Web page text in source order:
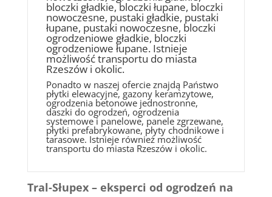
bloczki gładkie, bloczki łupane, bloczki
nowoczesne, pustaki gładkie, pustaki
łupane, pustaki nowoczesne, bloczki
ogrodzeniowe gładkie, bloczki
ogrodzeniowe łupane. Istnieje
możliwość transportu do miasta
Rzeszów i okolic.
Ponadto w naszej ofercie znajdą Państwo
płytki elewacyjne, gazony keramzytowe,
ogrodzenia betonowe jednostronne,
daszki do ogrodzeń, ogrodzenia
systemowe i panelowe, panele zgrzewane,
płytki prefabrykowane, płyty chodnikowe i
tarasowe. Istnieje również możliwość
transportu do miasta Rzeszów i okolic.
Tral-Słupex – eksperci od ogrodzeń na